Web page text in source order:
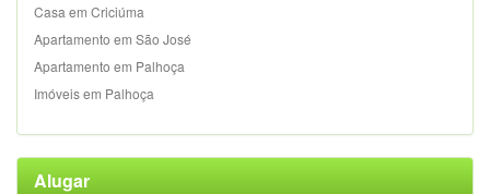
Casa em Criciúma
Apartamento em São José
Apartamento em Palhoça
Imóveis em Palhoça
Alugar